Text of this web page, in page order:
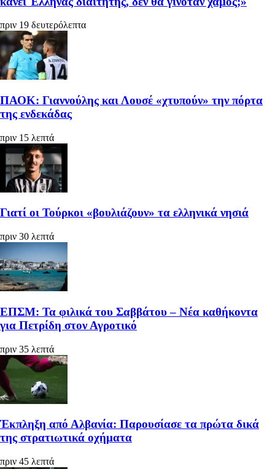
πριν 19 δευτερόλεπτα
ΠΑΟΚ: Γιαννούλης και Λουσέ «χτυπούν» την πόρτα
της ενδεκάδας
πριν 15 λεπτά
Γιατί οι Τούρκοι «βουλιάζουν» τα ελληνικά νησιά
πριν 30 λεπτά
ΕΠΣΜ: Τα φιλικά του Σαββάτου – Νέα καθήκοντα
για Πετρίδη στον Αγροτικό
πριν 35 λεπτά
Έκπληξη από Αλβανία: Παρουσίασε τα πρώτα δικά
της στρατιωτικά οχήματα
πριν 45 λεπτά